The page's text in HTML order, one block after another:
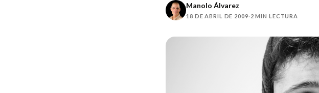
Manolo Álvarez
18 DE ABRIL DE 2009·2 MIN LECTURA